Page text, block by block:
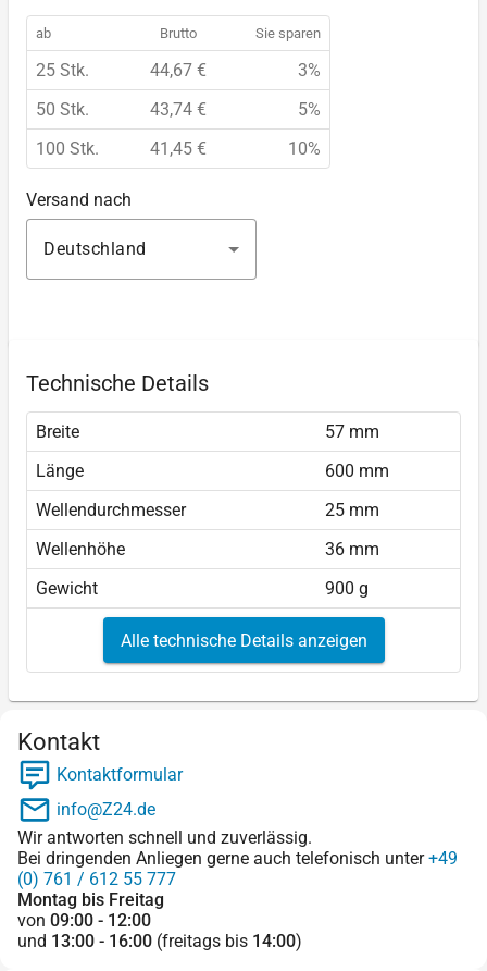
ab Brutto Sie sparen
25 Stk. 44,67 €
3%
50 Stk.
43,74 €
5%
100 Stk.
41,45 € 10%
Versand nach
Deutschland
Technische Details
Breite
57 mm
Länge
600 mm
Wellendurchmesser
25 mm
Wellenhöhe
36 mm
Gewicht
900 g
Alle technische Details anzeigen
Kontakt
Kontaktformular
info@Z24.de
Wir antworten schnell und zuverlässig.
Bei dringenden Anliegen gerne auch telefonisch unter+49
(0) 761 / 612 55 777
Montag bis Freitag
von 09:00 - 12:00
und 13:00 - 16:00 (freitags bis 14:00)